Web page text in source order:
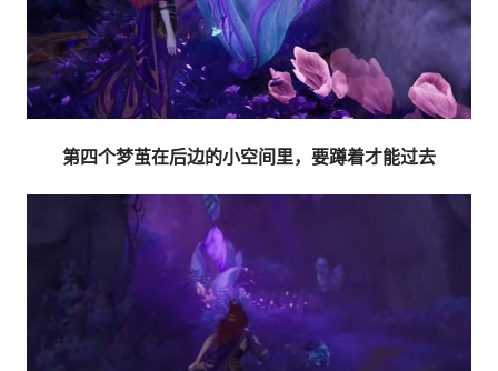
第四个梦茧在后边的小空间里，要蹲着才能过去